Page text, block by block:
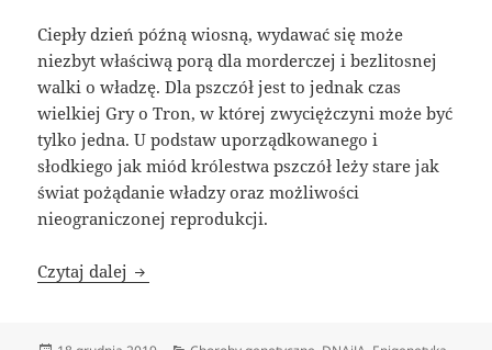
Ciepły dzień późną wiosną, wydawać się może
niezbyt właściwą porą dla morderczej i bezlitosnej
walki o władzę. Dla pszczół jest to jednak czas
wielkiej Gry o Tron, w której zwyciężczyni może być
tylko jedna. U podstaw uporządkowanego i
słodkiego jak miód królestwa pszczół leży stare jak
świat pożądanie władzy oraz możliwości
nieograniczonej reprodukcji.
Czytaj dalej Epigenetyczna Gra o Tron